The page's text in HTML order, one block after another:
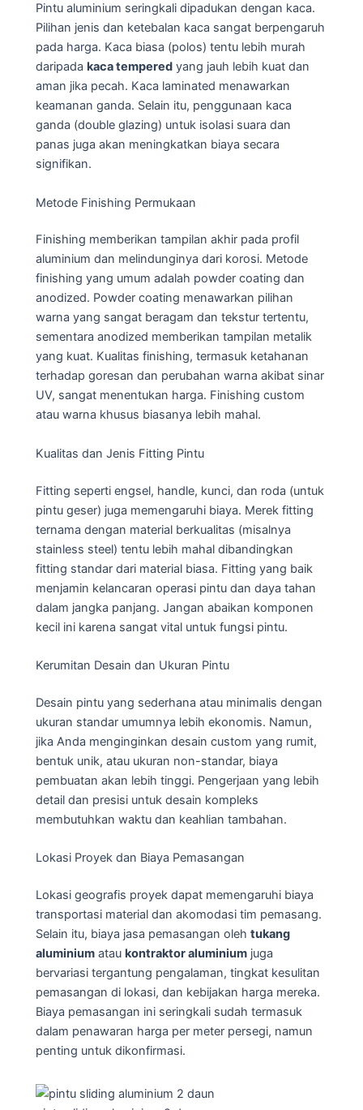
Pintu aluminium seringkali dipadukan dengan kaca.
Pilihan jenis dan ketebalan kaca sangat berpengaruh
pada harga. Kaca biasa (polos) tentu lebih murah
daripada kaca tempered yang jauh lebih kuat dan
aman jika pecah. Kaca laminated menawarkan
keamanan ganda. Selain itu, penggunaan kaca
ganda (double glazing) untuk isolasi suara dan
panas juga akan meningkatkan biaya secara
signifikan.
Metode Finishing Permukaan
Finishing memberikan tampilan akhir pada profil
aluminium dan melindunginya dari korosi. Metode
finishing yang umum adalah powder coating dan
anodized. Powder coating menawarkan pilihan
warna yang sangat beragam dan tekstur tertentu,
sementara anodized memberikan tampilan metalik
yang kuat. Kualitas finishing, termasuk ketahanan
terhadap goresan dan perubahan warna akibat sinar
UV, sangat menentukan harga. Finishing custom
atau warna khusus biasanya lebih mahal.
Kualitas dan Jenis Fitting Pintu
Fitting seperti engsel, handle, kunci, dan roda (untuk
pintu geser) juga memengaruhi biaya. Merek fitting
ternama dengan material berkualitas (misalnya
stainless steel) tentu lebih mahal dibandingkan
fitting standar dari material biasa. Fitting yang baik
menjamin kelancaran operasi pintu dan daya tahan
dalam jangka panjang. Jangan abaikan komponen
kecil ini karena sangat vital untuk fungsi pintu.
Kerumitan Desain dan Ukuran Pintu
Desain pintu yang sederhana atau minimalis dengan
ukuran standar umumnya lebih ekonomis. Namun,
jika Anda menginginkan desain custom yang rumit,
bentuk unik, atau ukuran non-standar, biaya
pembuatan akan lebih tinggi. Pengerjaan yang lebih
detail dan presisi untuk desain kompleks
membutuhkan waktu dan keahlian tambahan.
Lokasi Proyek dan Biaya Pemasangan
Lokasi geografis proyek dapat memengaruhi biaya
transportasi material dan akomodasi tim pemasang.
Selain itu, biaya jasa pemasangan oleh tukang
aluminium atau kontraktor aluminium juga
bervariasi tergantung pengalaman, tingkat kesulitan
pemasangan di lokasi, dan kebijakan harga mereka.
Biaya pemasangan ini seringkali sudah termasuk
dalam penawaran harga per meter persegi, namun
penting untuk dikonfirmasi.